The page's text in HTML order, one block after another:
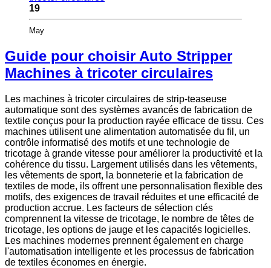
19
May
Guide pour choisir Auto Stripper
Machines à tricoter circulaires
Les machines à tricoter circulaires de strip-teaseuse
automatique sont des systèmes avancés de fabrication de
textile conçus pour la production rayée efficace de tissu. Ces
machines utilisent une alimentation automatisée du fil, un
contrôle informatisé des motifs et une technologie de
tricotage à grande vitesse pour améliorer la productivité et la
cohérence du tissu. Largement utilisés dans les vêtements,
les vêtements de sport, la bonneterie et la fabrication de
textiles de mode, ils offrent une personnalisation flexible des
motifs, des exigences de travail réduites et une efficacité de
production accrue. Les facteurs de sélection clés
comprennent la vitesse de tricotage, le nombre de têtes de
tricotage, les options de jauge et les capacités logicielles.
Les machines modernes prennent également en charge
l'automatisation intelligente et les processus de fabrication
de textiles économes en énergie.